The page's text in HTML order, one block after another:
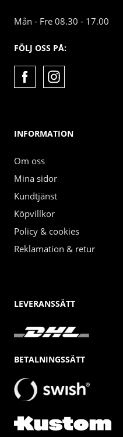
Mån - Fre 08.30 - 17.00
FÖLJ OSS PÅ:
INFORMATION
Om oss
Mina sidor
Kundtjänst
Köpvillkor
Policy & cookies
Reklamation & retur
LEVERANSSÄTT
BETALNINGSSÄTT